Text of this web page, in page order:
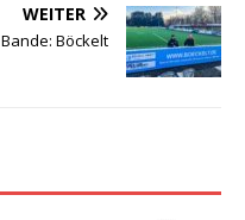
WEITER
Böckelt